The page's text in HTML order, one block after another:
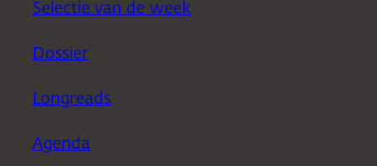
Selectie van de week
Dossier
Longreads
Agenda